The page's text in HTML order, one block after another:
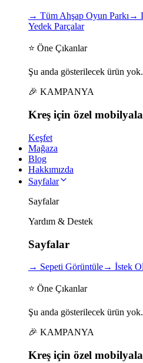
→ Tüm Ahşap Oyun Parkı→
Yedek Parçalar
⭐ Öne Çıkanlar
Şu anda gösterilecek ürün yok.
🎉 KAMPANYA
Kreş için özel
Keşfet
Mağaza
Blog
Hakkımızda
Sayfalar
Sayfalar
Yardım & Destek
Sayfalar
→ Sepeti Görüntüle→ İstek
⭐ Öne Çıkanlar
Şu anda gösterilecek ürün yok.
🎉 KAMPANYA
Kreş için özel